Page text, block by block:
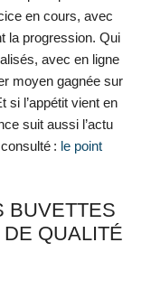
en cours, avec
la progression. Qui
avec en ligne
moyen gagnée sur
si l’appétit vient en
suit aussi l’actu
: le point
BUVETTES
QUALITÉ